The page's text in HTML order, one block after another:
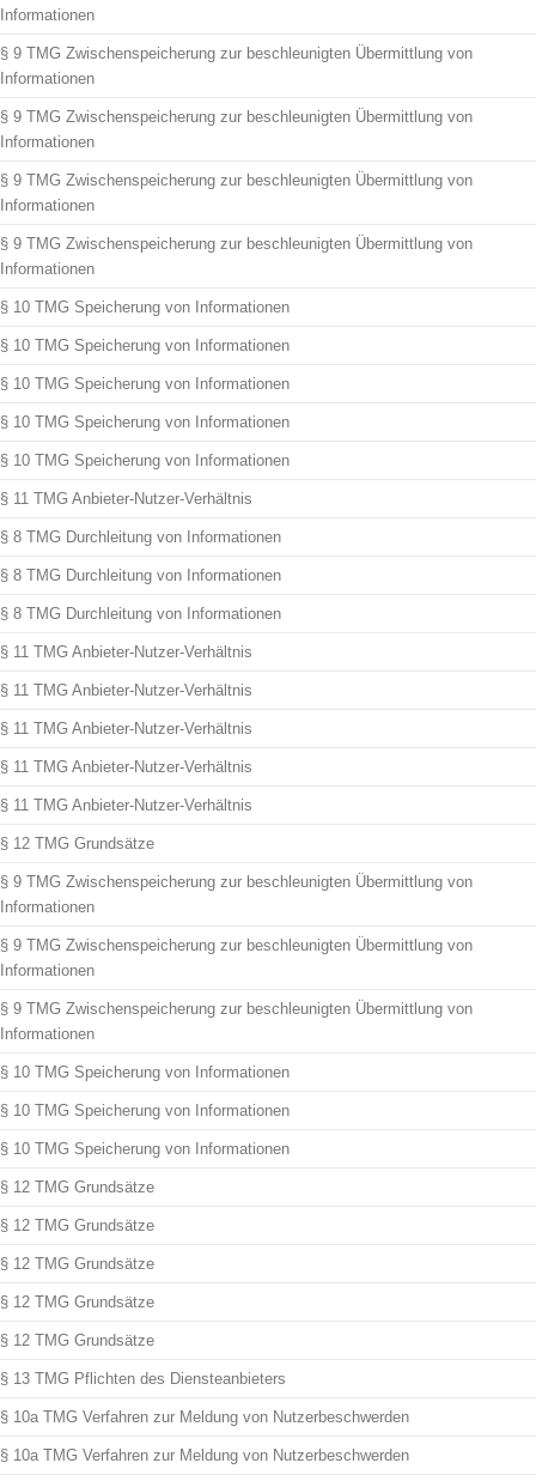
Informationen
§ 9 TMG Zwischenspeicherung zur beschleunigten Übermittlung von
Informationen
§ 9 TMG Zwischenspeicherung zur beschleunigten Übermittlung von
Informationen
§ 9 TMG Zwischenspeicherung zur beschleunigten Übermittlung von
Informationen
§ 9 TMG Zwischenspeicherung zur beschleunigten Übermittlung von
Informationen
§ 10 TMG Speicherung von Informationen
§ 10 TMG Speicherung von Informationen
§ 10 TMG Speicherung von Informationen
§ 10 TMG Speicherung von Informationen
§ 10 TMG Speicherung von Informationen
§ 11 TMG Anbieter-Nutzer-Verhältnis
§ 8 TMG Durchleitung von Informationen
§ 8 TMG Durchleitung von Informationen
§ 8 TMG Durchleitung von Informationen
§ 11 TMG Anbieter-Nutzer-Verhältnis
§ 11 TMG Anbieter-Nutzer-Verhältnis
§ 11 TMG Anbieter-Nutzer-Verhältnis
§ 11 TMG Anbieter-Nutzer-Verhältnis
§ 11 TMG Anbieter-Nutzer-Verhältnis
§ 12 TMG Grundsätze
§ 9 TMG Zwischenspeicherung zur beschleunigten Übermittlung von
Informationen
§ 9 TMG Zwischenspeicherung zur beschleunigten Übermittlung von
Informationen
§ 9 TMG Zwischenspeicherung zur beschleunigten Übermittlung von
Informationen
§ 10 TMG Speicherung von Informationen
§ 10 TMG Speicherung von Informationen
§ 10 TMG Speicherung von Informationen
§ 12 TMG Grundsätze
§ 12 TMG Grundsätze
§ 12 TMG Grundsätze
§ 12 TMG Grundsätze
§ 12 TMG Grundsätze
§ 13 TMG Pflichten des Diensteanbieters
§ 10a TMG Verfahren zur Meldung von Nutzerbeschwerden
§ 10a TMG Verfahren zur Meldung von Nutzerbeschwerden